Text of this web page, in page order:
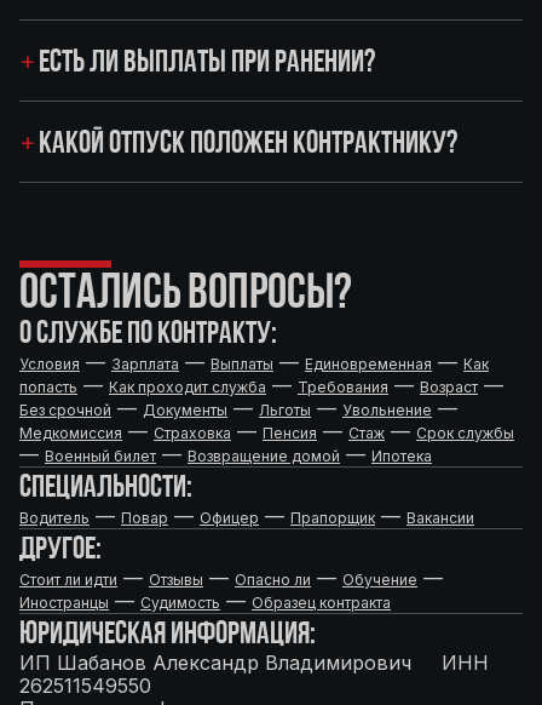
ЕСТЬ ЛИ ВЫПЛАТЫ ПРИ РАНЕНИИ?
КАКОЙ ОТПУСК ПОЛОЖЕН КОНТРАКТНИКУ?
ОСТАЛИСЬ ВОПРОСЫ?
О СЛУЖБЕ ПО КОНТРАКТУ:
Условия — Зарплата — Выплаты — Единовременная — Как
попасть — Как проходит служба — Требования — Возраст —
Без срочной — Документы — Льготы — Увольнение —
Медкомиссия — Страховка — Пенсия — Стаж — Срок службы
— Военный билет — Возвращение домой — Ипотека
СПЕЦИАЛЬНОСТИ:
Водитель — Повар — Офицер — Прапорщик — Вакансии
ДРУГОЕ:
Стоит ли идти — Отзывы — Опасно ли — Обучение —
Иностранцы — Судимость — Образец контракта
ЮРИДИЧЕСКАЯ ИНФОРМАЦИЯ:
ИП Шабанов Александр Владимирович ИНН
262511549550